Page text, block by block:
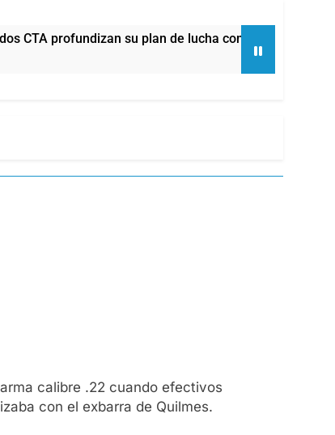
profundizan su plan de lucha con nuevas marchas
calibre .22 cuando efectivos
con el exbarra de Quilmes.